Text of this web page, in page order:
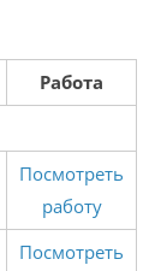
Работа
Посмотреть
работу
Посмотреть